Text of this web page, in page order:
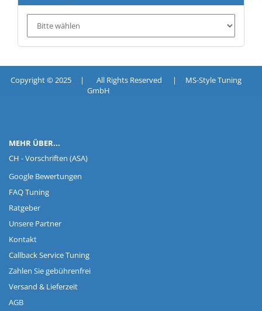
Copyright © 2025 | All Rights Reserved | MS-Style Tuning
GmbH
MEHR ÜBER...
CH - Vorschriften (ASA)
Google Bewertungen
FAQ Tuning
Ratgeber
Unsere Partner
Kontakt
Callback Service Tuning
Zahlen Sie gebührenfrei
Versand & Lieferzeit
AGB